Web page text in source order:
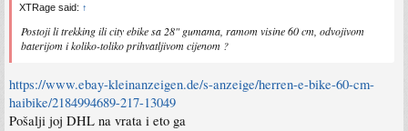
XTRage said: ↑
Postoji li trekking ili city ebike sa 28" gumama, ramom visine 60 cm, odvojivom
baterijom i koliko-toliko prihvatljivom cijenom ?
https://www.ebay-kleinanzeigen.de/s-anzeige/herren-e-bike-60-cm-
haibike/2184994689-217-13049
Pošalji joj DHL na vrata i eto ga